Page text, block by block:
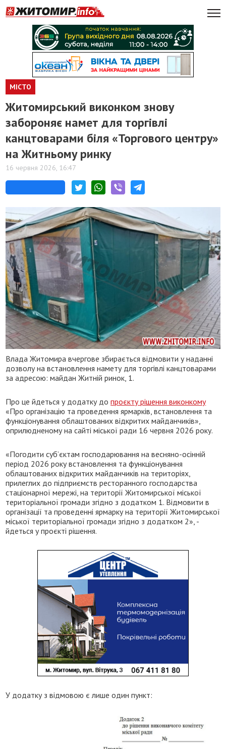
МІСТО
Житомирський виконком знову
забороняє намет для торгівлі
канцтоварами біля «Торгового центру»
на Житньому ринку
16 червня 2026, 16:47
Влада Житомира вчергове збирається відмовити у наданні
дозволу на встановлення намету для торгівлі канцтоварами
за адресою:майдан Житній ринок, 1.
Про це йдеться у додатку допроєкту рішення виконкому
«Про організацію та проведення ярмарків, встановлення та
функціонування облаштованих відкритих майданчиків»,
оприлюдненому на сайті міської ради 16 червня 2026 року.
«Погодити суб’єктам господарювання на весняно-осінній
період 2026 року встановлення та функціонування
облаштованих відкритих майданчиків на територіях,
прилеглих до підприємств ресторанного господарства
стаціонарної мережі, на території Житомирської міської
територіальної громади згідно з додатком 1. Відмовити в
організації та проведенні ярмарку на території Житомирської
міської територіальної громади згідно з додатком 2», -
йдеться у проєкті рішення.
У додатку з відмовою є лише один пункт: